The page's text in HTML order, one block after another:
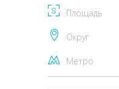
Площадь
Округ
Метро